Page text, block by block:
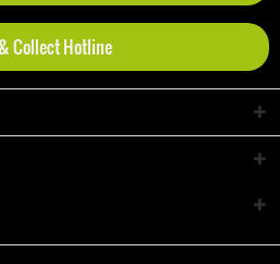
Collect Hotline